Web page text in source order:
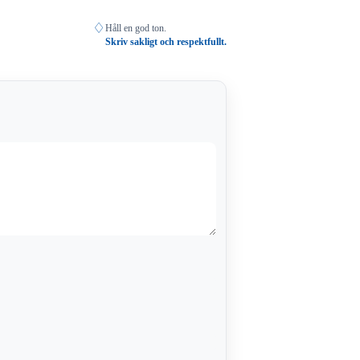
♢ Håll en god ton.
Skriv sakligt och respektfullt.